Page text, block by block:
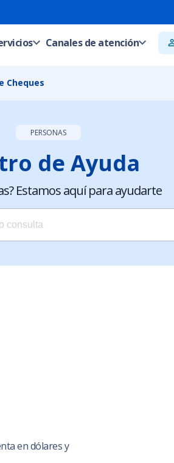
Canales de atención
Cheques
PERSONAS
de Ayuda
Estamos aquí para ayudarte
en dólares y